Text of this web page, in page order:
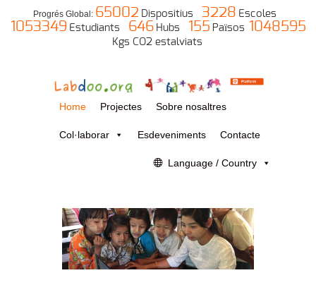
Progrés Global: 65002 Dispositius 3228 Escoles
1053349 Estudiants 646 Hubs 155 Països 1048595
Kgs CO2 estalviats
Home Projectes Sobre nosaltres
Col·laborar Esdeveniments Contacte
Language / Country